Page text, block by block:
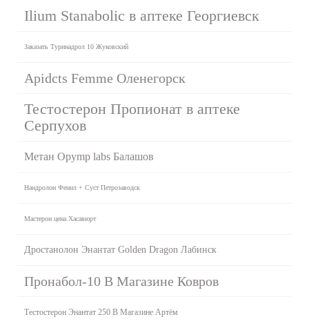
Ilium Stanabolic в аптеке Георгиевск
Заказать Туринадрол 10 Жуковский
Apidcts Femme Оленегорск
Тестостерон Пропионат в аптеке
Серпухов
Метан Opymp labs Балашов
Нандролон Фенил + Суст Петрозаводск
Мастерон цена Хасавюрт
Дростанолон Энантат Golden Dragon Лабинск
Пронабол-10 В Магазине Ковров
Тестостерон Энантат 250 В Магазине Артём